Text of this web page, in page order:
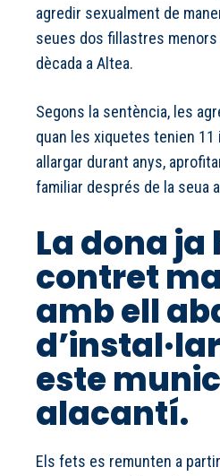
agredir sexualment de
seues dos fillastres menors
dècada a Altea.
Segons la sentència, les
quan les xiquetes tenien 11
allargar durant anys,
familiar després de la seua
La dona ja
contret
amb ell
este
alacantí.
Els fets es remunten a